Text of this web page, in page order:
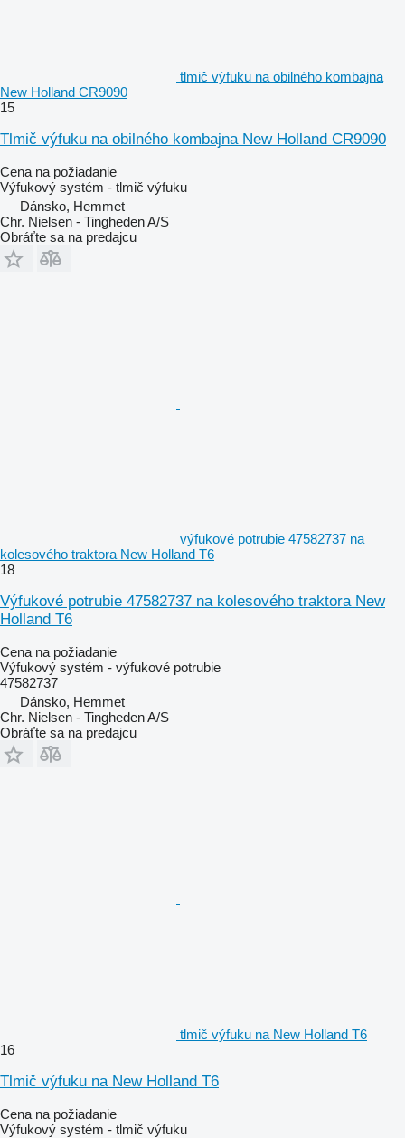
tlmič výfuku na obilného kombajna
New Holland CR9090
15
Tlmič výfuku na obilného kombajna New Holland CR9090
Cena na požiadanie
Výfukový systém - tlmič výfuku
Dánsko, Hemmet
Chr. Nielsen - Tingheden A/S
Obráťte sa na predajcu
výfukové potrubie 47582737 na
kolesového traktora New Holland T6
18
Výfukové potrubie 47582737 na kolesového traktora New
Holland T6
Cena na požiadanie
Výfukový systém - výfukové potrubie
47582737
Dánsko, Hemmet
Chr. Nielsen - Tingheden A/S
Obráťte sa na predajcu
tlmič výfuku na New Holland T6
16
Tlmič výfuku na New Holland T6
Cena na požiadanie
Výfukový systém - tlmič výfuku